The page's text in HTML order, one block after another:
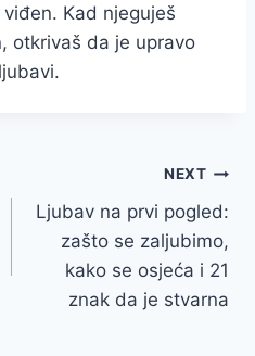
Kad njeguješ
otkrivaš da je upravo
NEXT
Ljubav na prvi pogled:
zašto se zaljubimo,
kako se osjeća i 21
znak da je stvarna